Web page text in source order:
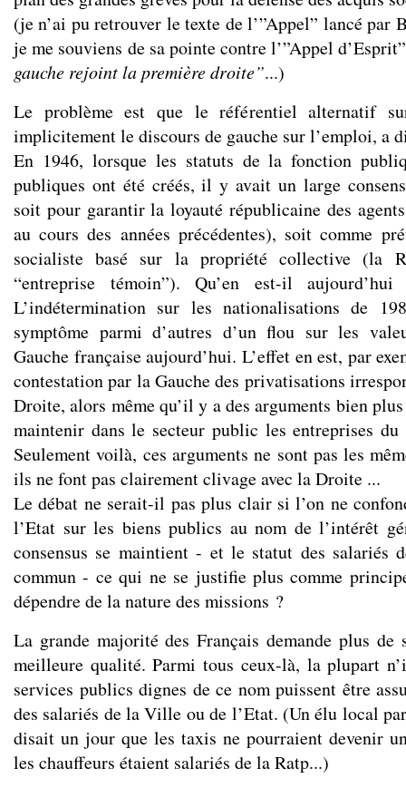
(je n’ai pu retrouver le texte de l’”Appel” lancé par
je me souviens de sa pointe contre l’”Appel
gauche rejoint la première droite”...)
Le problème est que le référentiel alternatif
implicitement le discours de gauche sur l’emploi, a
En 1946, lorsque les statuts de la fonction
publiques ont été créés, il y avait un large
soit pour garantir la loyauté républicaine des
au cours des années précédentes), soit comme
socialiste basé sur la propriété collective (la
“entreprise témoin”). Qu’en est-il
L’indétermination sur les nationalisations de
symptôme parmi d’autres d’un flou sur les
Gauche française aujourd’hui. L’effet en est, par
contestation par la Gauche des privatisations
Droite, alors même qu’il y a des arguments bien
maintenir dans le secteur public les entreprises
Seulement voilà, ces arguments ne sont pas les
ils ne font pas clairement clivage avec la Droite ...
Le débat ne serait-il pas plus clair si l’on ne
l’Etat sur les biens publics au nom de l’intérêt
consensus se maintient - et le statut des salariés
commun - ce qui ne se justifie plus comme
dépendre de la nature des missions ?
La grande majorité des Français demande plus de
meilleure qualité. Parmi tous ceux-là, la plupart
services publics dignes de ce nom puissent être
des salariés de la Ville ou de l’Etat. (Un élu local
disait un jour que les taxis ne pourraient devenir
les chauffeurs étaient salariés de la Ratp...)